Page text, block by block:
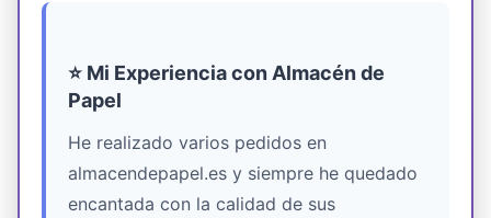
⭐ Mi Experiencia con Almacén de
Papel
He realizado varios pedidos en
almacendepapel.es y siempre he quedado
encantada con la calidad de sus